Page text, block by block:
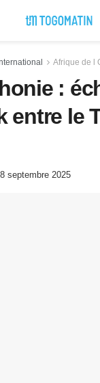
Afrique de l
:
entre le
septembre 2025